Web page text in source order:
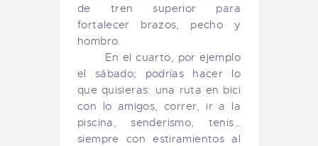
de tren superior para
fortalecer brazos, pecho y
hombro.
En el cuarto, por ejemplo
el sábado; podrías hacer lo
que quisieras: una ruta en bici
con lo amigos, correr, ir a la
piscina, senderismo, tenis…
siempre con estiramientos al